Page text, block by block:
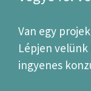
Van egy
Lépjen velünk
ingyenes